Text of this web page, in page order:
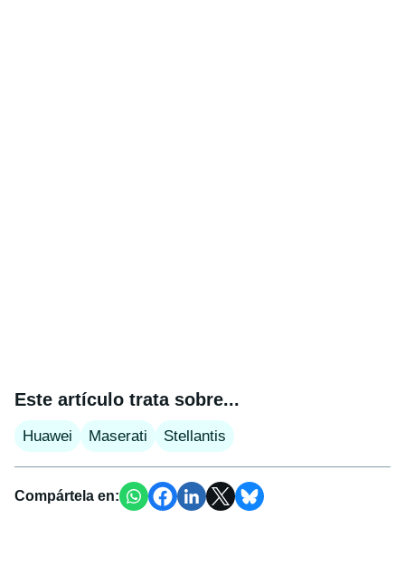
Este artículo trata sobre...
Huawei Maserati Stellantis
Compártela en: